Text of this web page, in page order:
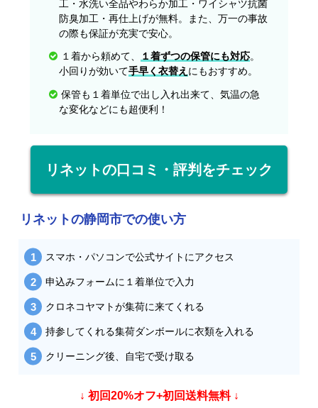
工・水洗い全品やわらか加工・ワイシャツ抗菌
防臭加工・再仕上げが無料。また、万一の事故
の際も保証が充実で安心。
１着から頼めて、 １着ずつの保管にも対応。
小回りが効いて手早く衣替え にもおすすめ。
保管も１着単位で出し入れ出来て、気温の急
な変化などにも超便利！
リネットの口コミ・評判をチェック
リネットの静岡市での使い方
スマホ・パソコンで公式サイトにアクセス
申込みフォームに１着単位で入力
クロネコヤマトが集荷に来てくれる
持参してくれる集荷ダンボールに衣類を入れる
クリーニング後、自宅で受け取る
↓ 初回20%オフ+初回送料無料 ↓